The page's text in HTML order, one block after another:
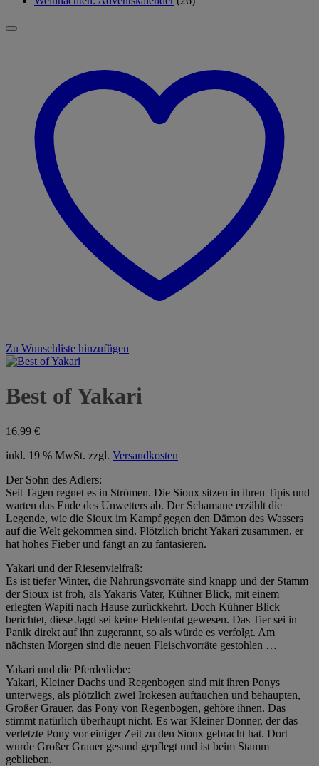
Zu Wunschliste hinzufügen
Best of Yakari
16,99 €
inkl. 19 % MwSt. zzgl. Versandkosten
Der Sohn des Adlers:
Seit Tagen regnet es in Strömen. Die Sioux sitzen in ihren Tipis und
warten das Ende des Unwetters ab. Der Schamane erzählt die
Legende, wie die Sioux im Kampf gegen den Dämon des Wassers
auf die Welt gekommen sind. Plötzlich bricht Yakari zusammen, er
hat hohes Fieber und fängt an zu fantasieren.
Yakari und der Riesenvielfraß:
Es ist tiefer Winter, die Nahrungsvorräte sind knapp und der Stamm
der Sioux ist froh, als Yakaris Vater, Kühner Blick, mit einem
erlegten Wapiti nach Hause zurückkehrt. Doch Kühner Blick
berichtet, diese Jagd sei keine Heldentat gewesen. Das Tier sei in
Panik direkt auf ihn zugerannt, so als würde es verfolgt. Am
nächsten Morgen sind die neuen Fleischvorräte gestohlen …
Yakari und die Pferdediebe:
Yakari, Kleiner Dachs und Regenbogen sind mit ihren Ponys
unterwegs, als plötzlich zwei Irokesen auftauchen und behaupten,
Großer Grauer, das Pony von Regenbogen, gehöre ihnen. Das
stimmt natürlich überhaupt nicht. Es war Kleiner Donner, der das
verletzte Pony vor einiger Zeit zu den Sioux gebracht hat. Dort
wurde Großer Grauer gesund gepflegt und ist beim Stamm
geblieben.